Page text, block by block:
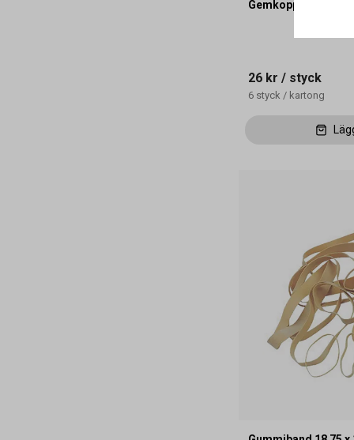
Gemkopp Clic
26 kr / styck
6 styck / kartong